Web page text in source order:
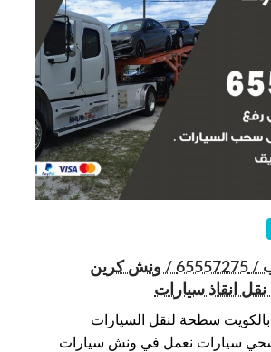
ونش النويصيب / 65557275 / ونش كرين
انقاذ سيارات
سطحة لنقل السيارات
سيارات نعمل في ونش سيارات